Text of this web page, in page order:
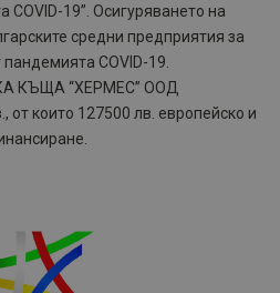
19”. Осигуряването на
средни предприятия за
COVID-19.
КЪЩА “ХЕРМЕС” ООД
от които 127500 лв. европейско и